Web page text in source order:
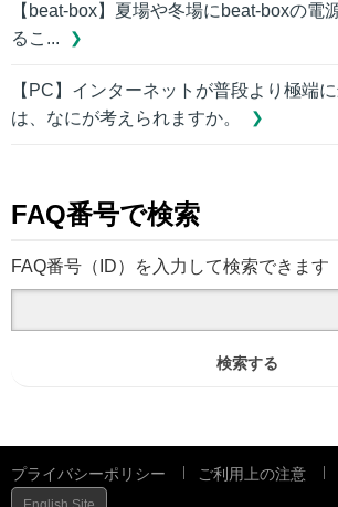
【beat-box】夏場や冬場にbeat-boxの電
るこ...
【PC】インターネットが普段より極端
は、なにが考えられますか。
FAQ番号で検索
FAQ番号（ID）を入力して検索できます
検索する
プライバシーポリシー ご利用上の注意